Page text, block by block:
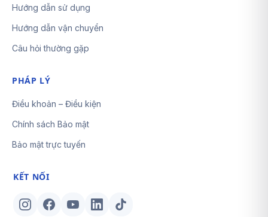
Hướng dẫn sử dụng
Hướng dẫn vận chuyển
Câu hỏi thường gặp
PHÁP LÝ
Điều khoản – Điều kiện
Chính sách Bảo mật
Bảo mật trực tuyến
KẾT NỐI